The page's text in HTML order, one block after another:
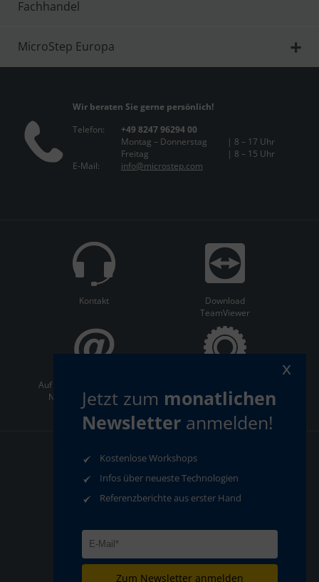
Fachhandel
MicroStep Europa
Wir beraten Sie gerne persönlich!
Telefon:
+49 8247 96294 00
Montag – Donnerstag
| 8 – 17 Uhr
Freitag
| 8 – 15 Uhr
E-Mail:
info@microstep.com
Kontakt
Download
TeamViewer
Auf dem Laufenden bleiben:
Newsletter abonnieren
AGB
Datenschutz
Impressum
Compliance
Jetzt zum monatlichen
Newsletter anmelden!
Kostenlose Workshops
Infos über neueste Technologien
Referenzberichte aus erster Hand
Zum Newsletter anmelden
x